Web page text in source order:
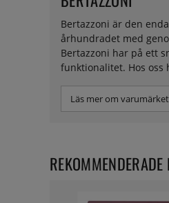
Bertazzoni är den
århundradet med
Bertazzoni har på ett
funktionalitet. Hos
Läs mer om varumärket
REKOMMENDERADE